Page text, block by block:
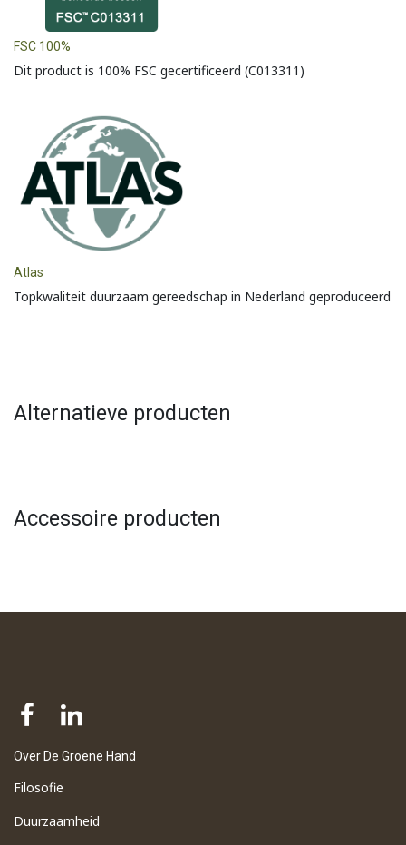
FSC 100%
Dit product is 100% FSC gecertificeerd (C013311)
Atlas
Topkwaliteit duurzaam gereedschap in Nederland geproduceerd
Alternatieve producten
Accessoire producten
Over De Groene Hand
Filosofie
Duurzaamheid